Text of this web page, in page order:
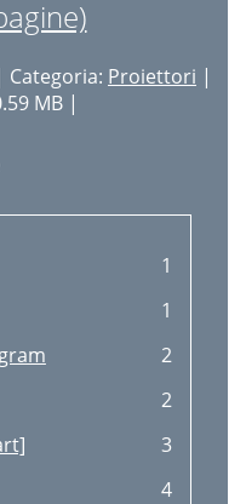
| Categoria: Proiettori |
MB |
1
1
2
2
3
4